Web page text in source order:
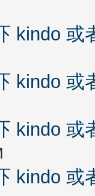
kindo 或
kindo 或
kindo 或
kindo 或